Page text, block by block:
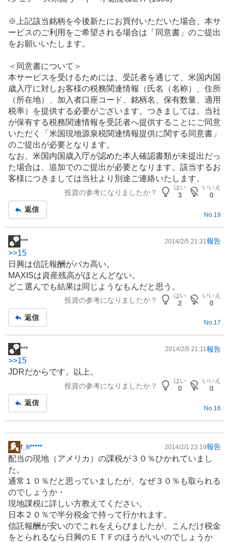
※上記該当銘柄を今後新たにお買付いただいた場合、本サ
ービスのご利用をご希望される場合は「同意書」のご提出
をお願いいたします。
＜同意書について＞
本サービスを受けるためには、受託者を通じて、米国内国
歳入庁に対しお客様の税務関連情報（氏名（名称）、住所
（所在地）、加入者口座コード、銘柄名、保有数量、適用
税率）を提供する必要がございます。つきましては、当社
が保有する税務関連情報を受託者へ提供することにご同意
いただく「米国現地源泉税関連情報提供に関する同意書」
のご提出が必要となります。
なお、米国内国歳入庁が認めた本人確認書類が未提出だっ
た場合は、追加でのご提出が必要となります。該当するお
客様につきましては当社より別途ご連絡いたします。
投資の参考になりましたか？
はい
3
いいえ
0
返信
No. 19
掲
示
板
記
事
*** 2014/2/5 21:31 報告
>>15
日興は信託報酬がバカ高い。
MAXISは資産残高がほとんどない。
どこ選んでも結果は同じようなもんだと思う。
投資の参考になりましたか？
はい
2
いいえ
0
返信
No.17
掲
示
板
*** 2014/2/5 21:11報告
>>15
JDRだからです。以上。
投資の参考になりましたか？
はい
0
いいえ
0
返信
No. 16
掲
示
板
記
事
f_h***** 2014/2/1 23:19報告
配当の現地（アメリカ）の課税が３０％ひかれていまし
た。
通常１０％だと思っていましたが、なぜ３０％も取られる
のでしょうか・
現地課税に詳しい方教えてください。
日本２０％で半分税金で持って行かれます。
信託報酬が安いのでこれをえらびましたが、こんだけ税金
をとられるなら日興のＥＴＦのほうがいいのでしょうか